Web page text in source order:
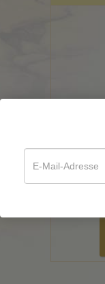
Man kann